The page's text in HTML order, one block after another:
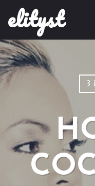
elityst
Skip to content
3